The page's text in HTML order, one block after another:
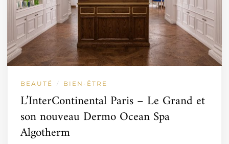
BEAUTÉ / BIEN-ÊTRE
L’InterContinental Paris – Le Grand et
son nouveau Dermo Ocean Spa
Algotherm